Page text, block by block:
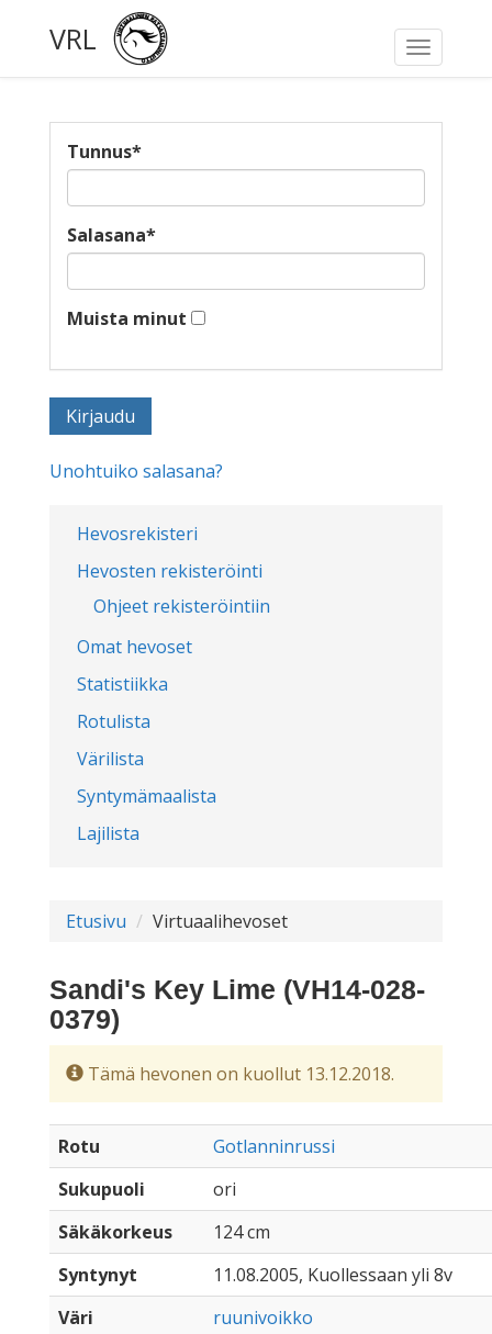
Toggle
VRL
Hevosrekisteri
Hevosten rekisteröinti
Ohjeet rekisteröintiin
Omat hevoset
Statistiikka
Rotulista
Värilista
Syntymämaalista
Lajilista
Tunnus*
Salasana*
Muista minut
Unohtuiko salasana?
Etusivu Virtuaalihevoset
Sandi's Key Lime (VH14-028-
0379)
Tämä hevonen on kuollut 13.12.2018.
Rotu
Gotlanninrussi
Sukupuoli
ori
Säkäkorkeus
124 cm
Syntynyt
11.08.2005, Kuollessaan yli 8v
Väri
ruunivoikko